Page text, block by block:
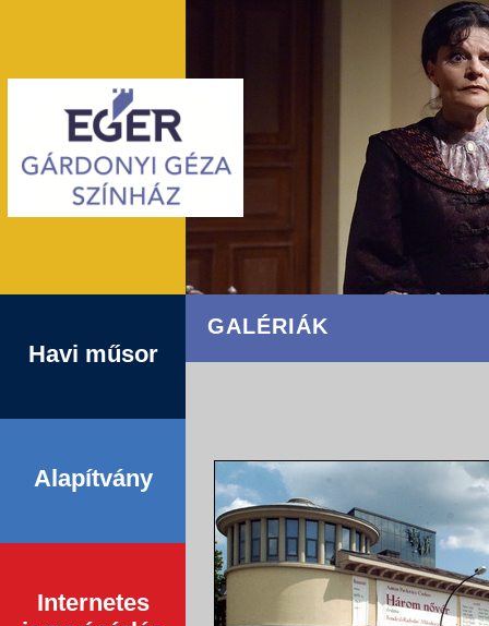
Havi műsor
Alapítvány
Internetes
GALÉRIÁK